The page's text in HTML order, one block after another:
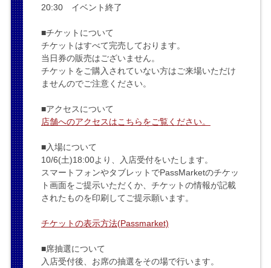
20:30 イベント終了
■チケットについて
チケットはすべて完売しております。
当日券の販売はございません。
チケットをご購入されていない方はご来場いただけ
ませんのでご注意ください。
■アクセスについて
店舗へのアクセスはこちらをご覧ください。
■入場について
10/6(土)18:00より、入店受付をいたします。
スマートフォンやタブレットでPassMarketのチケッ
ト画面をご提示いただくか、チケットの情報が記載
されたものを印刷してご提示願います。
チケットの表示方法(Passmarket)
■席抽選について
入店受付後、お席の抽選をその場で行います。